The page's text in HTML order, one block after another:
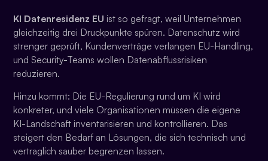
KI Datenresidenz EU ist so gefragt, weil Unternehmen
gleichzeitig drei Druckpunkte spüren. Datenschutz wird
strenger geprüft, Kundenverträge verlangen EU-Handling,
und Security-Teams wollen Datenabflussrisiken
reduzieren.
Hinzu kommt: Die EU-Regulierung rund um KI wird
konkreter, und viele Organisationen müssen die eigene
KI-Landschaft inventarisieren und kontrollieren. Das
steigert den Bedarf an Lösungen, die sich technisch und
vertraglich sauber begrenzen lassen.